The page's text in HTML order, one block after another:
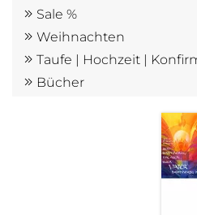
Sale %
Weihnachten
Taufe | Hochzeit |
Bücher